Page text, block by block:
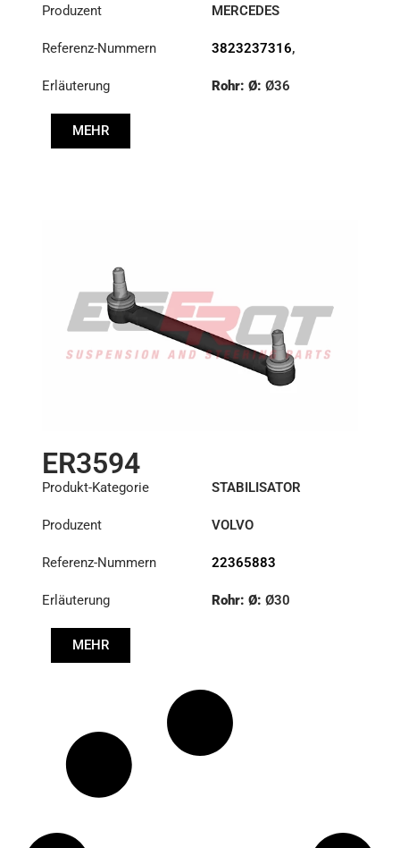
Produzent MERCEDES
Referenz-Nummern 3823237316,
3833230316
Erläuterung Rohr: Ø: Ø36
MEHR
ER3594
Produkt-Kategorie STABILISATOR
Produzent VOLVO
Referenz-Nummern 22365883
Erläuterung Rohr: Ø: Ø30
MEHR